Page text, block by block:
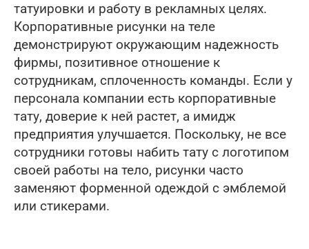
татуировки и работу в рекламных целях.
Корпоративные рисунки на теле
демонстрируют окружающим надежность
фирмы, позитивное отношение к
сотрудникам, сплоченность команды. Если у
персонала компании есть корпоративные
тату, доверие к ней растет, а имидж
предприятия улучшается. Поскольку, не все
сотрудники готовы набить тату с логотипом
своей работы на тело, рисунки часто
заменяют форменной одеждой с эмблемой
или стикерами.